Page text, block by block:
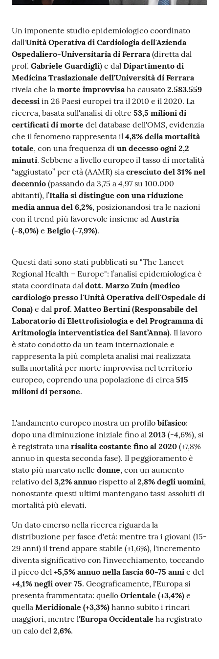
m
i
n
i
s
t
r
a
z
i
o
n
e
t
r
a
s
p
a
n
t
e
Fornitori
Seguici
su
Un imponente studio epidemiologico coordinato
dall'Unità Operativa di Cardiologia dell'Azienda
Ospedaliero-Universitaria di Ferrara (diretta dal
prof. Gabriele Guardigli) e dal Dipartimento di
Medicina Traslazionale dell'Università di Ferrara
rivela che la morte improvvisa ha causato 2.583.559
decessi in 26 Paesi europei tra il 2010 e il 2020. La
ricerca, basata sull'analisi di oltre 53,5 milioni di
certificati di morte del database dell'OMS, evidenzia
che il fenomeno rappresenta il 4,8% della mortalità
totale, con una frequenza di un decesso ogni 2,2
minuti. Sebbene a livello europeo il tasso di mortalità
“aggiustato” per età (AAMR) sia cresciuto del 31% nel
decennio (passando da 3,75 a 4,97 su 100.000
abitanti), l’Italia si distingue con una riduzione
media annua del 6,2%, posizionandosi tra le nazioni
con il trend più favorevole insieme ad Austria
(-8,0%) e Belgio (-7,9%).
Questi dati sono stati pubblicati su "The Lancet
Regional Health – Europe": l’analisi epidemiologica è
stata coordinata dal dott. Marzo Zuin (medico
cardiologo presso l'Unità Operativa dell'Ospedale di
Cona) e dal prof. Matteo Bertini (Responsabile del
Laboratorio di Elettrofisiologia e del Programma di
Aritmologia interventistica del Sant’Anna). Il lavoro
è stato condotto da un team internazionale e
rappresenta la più completa analisi mai realizzata
sulla mortalità per morte improvvisa nel territorio
europeo, coprendo una popolazione di circa 515
milioni di persone.
L'andamento europeo mostra un profilo bifasico:
dopo una diminuzione iniziale fino al 2013 (-4,6%), si
è registrata una risalita costante fino al 2020 (+7,8%
annuo in questa seconda fase). Il peggioramento è
stato più marcato nelle donne, con un aumento
relativo del 3,2% annuo rispetto al 2,8% degli uomini,
nonostante questi ultimi mantengano tassi assoluti di
mortalità più elevati.
Un dato emerso nella ricerca riguarda la
distribuzione per fasce d'età: mentre tra i giovani (15-
29 anni) il trend appare stabile (+1,6%), l'incremento
diventa significativo con l'invecchiamento, toccando
il picco del +5,5% annuo nella fascia 60-75 anni e del
+4,1% negli over 75. Geograficamente, l'Europa si
presenta frammentata: quello Orientale (+3,4%) e
quella Meridionale (+3,3%) hanno subito i rincari
maggiori, mentre l'Europa Occidentale ha registrato
un calo del 2,6%.